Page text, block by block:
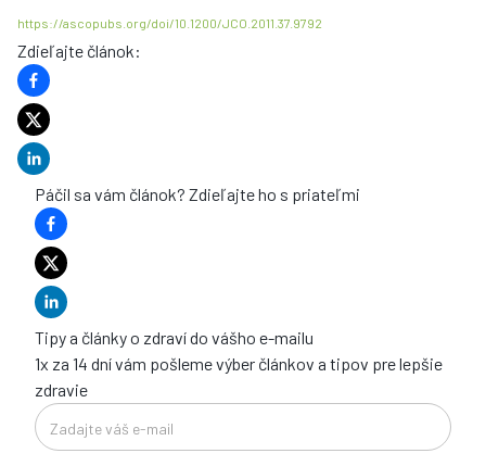
https://ascopubs.org/doi/10.1200/JCO.2011.37.9792
Zdieľajte článok:
Páčil sa vám článok? Zdieľajte ho s priateľmi
Tipy a články o zdraví do vášho e-mailu
1x za 14 dní vám pošleme výber článkov a tipov pre lepšie
zdravie